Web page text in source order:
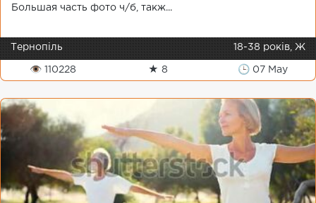
Большая часть фото ч/б, такж...
Тернопіль 18-38 років, Ж
👁 110228 ★ 8 🕒 07 May